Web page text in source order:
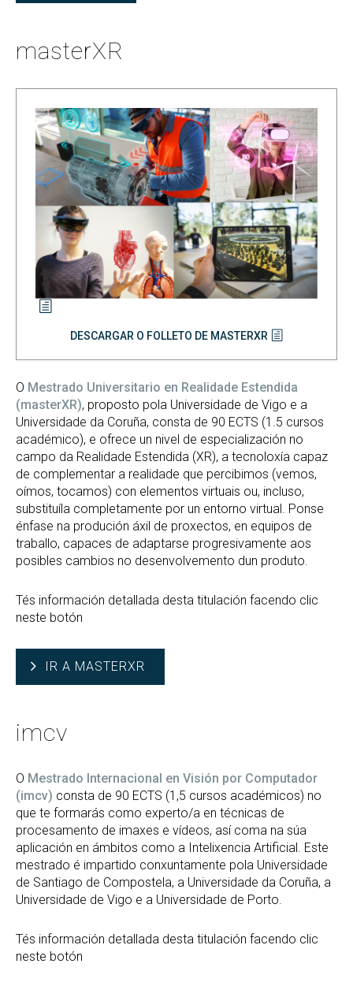
masterXR
DESCARGAR O FOLLETO DE MASTERXR
O Mestrado Universitario en Realidade Estendida
(masterXR), proposto pola Universidade de Vigo e a
Universidade da Coruña, consta de 90 ECTS (1.5 cursos
académico), e ofrece un nivel de especialización no
campo da Realidade Estendida (XR), a tecnoloxía capaz
de complementar a realidade que percibimos (vemos,
oímos, tocamos) con elementos virtuais ou, incluso,
substituíla completamente por un entorno virtual. Ponse
énfase na produción áxil de proxectos, en equipos de
traballo, capaces de adaptarse progresivamente aos
posibles cambios no desenvolvemento dun produto.
Tés información detallada desta titulación facendo clic
neste botón
IR A MASTERXR
imcv
O Mestrado Internacional en Visión por Computador
(imcv) consta de 90 ECTS (1,5 cursos académicos) no
que te formarás como experto/a en técnicas de
procesamento de imaxes e vídeos, así coma na súa
aplicación en ámbitos como a Intelixencia Artificial. Este
mestrado é impartido conxuntamente pola Universidade
de Santiago de Compostela, a Universidade da Coruña, a
Universidade de Vigo e a Universidade de Porto.
Tés información detallada desta titulación facendo clic
neste botón